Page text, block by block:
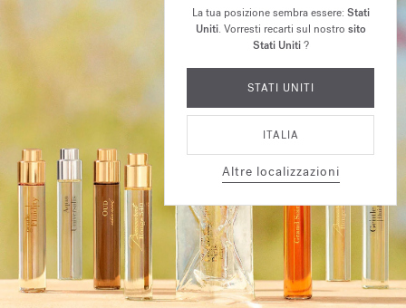
La tua posizione sembra essere: Stati
Uniti. Vorresti recarti sul nostro sito
Stati Uniti?
STATI UNITI
ITALIA
Altre localizzazioni